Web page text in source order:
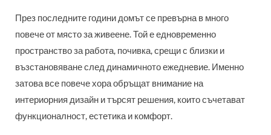
През последните години домът се превърна в много
повече от място за живеене. Той е едновременно
пространство за работа, почивка, срещи с близки и
възстановяване след динамичното ежедневие. Именно
затова все повече хора обръщат внимание на
интериорния дизайн и търсят решения, които съчетават
функционалност, естетика и комфорт.